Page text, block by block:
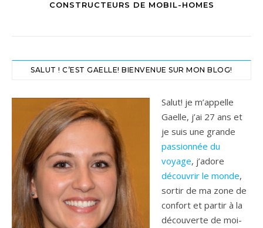
CONSTRUCTEURS DE MOBIL-HOMES
SALUT ! C’EST GAELLE! BIENVENUE SUR MON BLOG!
Salut! je m’appelle
Gaelle, j’ai 27 ans et
je suis une grande
passionnée du
voyage, j’adore
découvrir le monde,
sortir de ma zone de
confort et partir à la
découverte de moi-